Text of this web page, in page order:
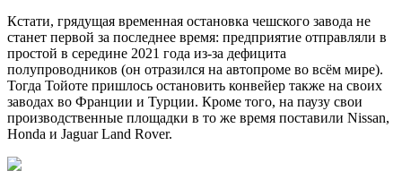
Кстати, грядущая временная остановка чешского завода не
станет первой за последнее время: предприятие отправляли в
простой в середине 2021 года из-за дефицита
полупроводников (он отразился на автопроме во всём мире).
Тогда Тойоте пришлось остановить конвейер также на своих
заводах во Франции и Турции. Кроме того, на паузу свои
производственные площадки в то же время поставили Nissan,
Honda и Jaguar Land Rover.